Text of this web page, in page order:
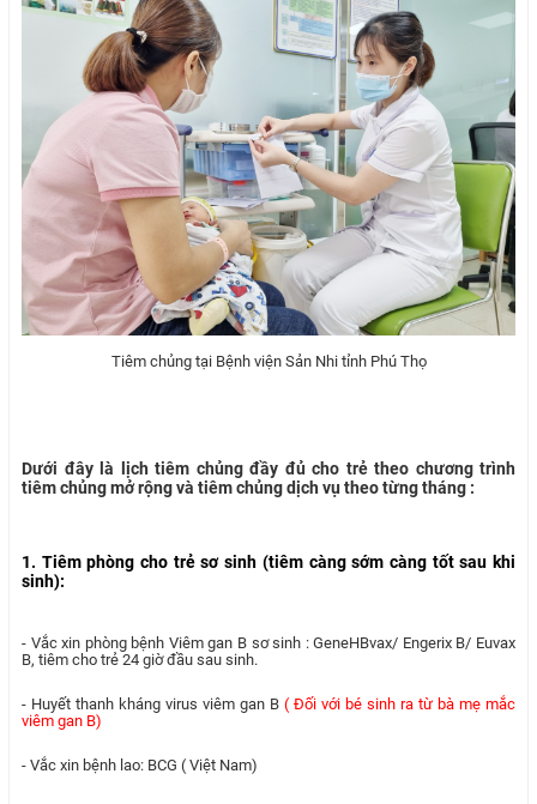
Tiêm chủng tại Bệnh viện Sản Nhi tỉnh Phú Thọ
Dưới đây là lịch tiêm chủng đầy đủ cho trẻ theo chương trình
tiêm chủng mở rộng và tiêm chủng dịch vụ theo từng tháng :
1. Tiêm phòng cho trẻ sơ sinh (tiêm càng sớm càng tốt sau khi
sinh):
- Vắc xin phòng bệnh Viêm gan B sơ sinh : GeneHBvax/ Engerix B/ Euvax
B, tiêm cho trẻ 24 giờ đầu sau sinh.
- Huyết thanh kháng virus viêm gan B ( Đối với bé sinh ra từ bà mẹ mắc
viêm gan B)
- Vắc xin bệnh lao: BCG ( Việt Nam)